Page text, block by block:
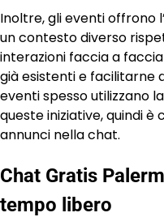
Inoltre, gli eventi offrono
un contesto diverso
interazioni faccia a
già esistenti e facilitarne
eventi spesso utilizzano
queste iniziative, quindi è
annunci nella chat.
Chat Gratis
tempo libero